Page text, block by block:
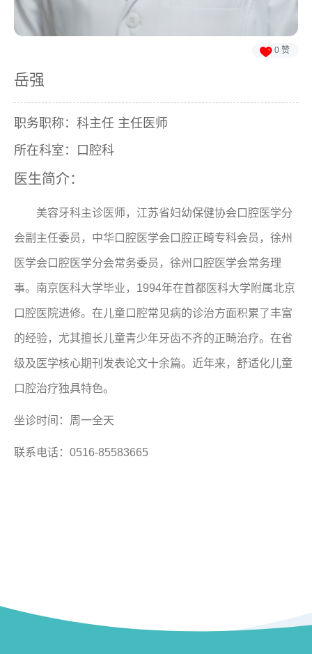
 0 赞
岳强
职务职称：科主任 主任医师
所在科室：口腔科
医生简介：
美容牙科主诊医师，江苏省妇幼保健协会口腔医学分
会副主任委员，中华口腔医学会口腔正畸专科会员，徐州
医学会口腔医学分会常务委员，徐州口腔医学会常务理
事。南京医科大学毕业，1994年在首都医科大学附属北京
口腔医院进修。在儿童口腔常见病的诊治方面积累了丰富
的经验，尤其擅长儿童青少年牙齿不齐的正畸治疗。在省
级及医学核心期刊发表论文十余篇。近年来，舒适化儿童
口腔治疗独具特色。
坐诊时间：周一全天
联系电话：0516-85583665